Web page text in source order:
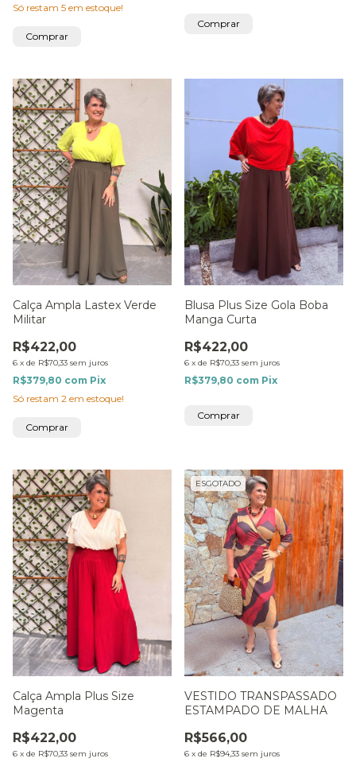
Só restam 5 em estoque!
Comprar
Comprar
Calça Ampla Lastex Verde
Militar
R$422,00
6 x de R$70,33 sem juros
R$379,80 com Pix
Só restam 2 em estoque!
Comprar
Blusa Plus Size Gola Boba
Manga Curta
R$422,00
6 x de R$70,33 sem juros
R$379,80 com Pix
Comprar
Calça Ampla Plus Size
Magenta
R$422,00
6 x de R$70,33 sem juros
ESGOTADO
VESTIDO TRANSPASSADO
ESTAMPADO DE MALHA
R$566,00
6 x de R$94,33 sem juros